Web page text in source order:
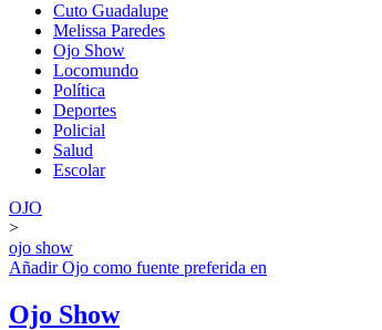
Cuto Guadalupe
Melissa Paredes
Ojo Show
Locomundo
Política
Deportes
Policial
Salud
Escolar
OJO
>
ojo show
AñadirOjo como fuente preferida en
Ojo Show